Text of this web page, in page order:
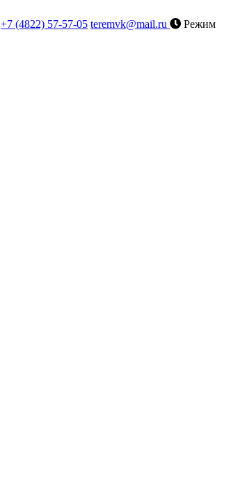
+7 (4822) 57-57-05 teremvk@mail.ru
Режим